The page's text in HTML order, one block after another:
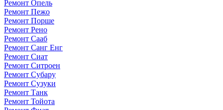
Ремонт Опель
Ремонт Пежо
Ремонт Порше
Ремонт Рено
Ремонт Сааб
Ремонт Санг Енг
Ремонт Сиат
Ремонт Ситроен
Ремонт Субару
Ремонт Сузуки
Ремонт Танк
Ремонт Тойота